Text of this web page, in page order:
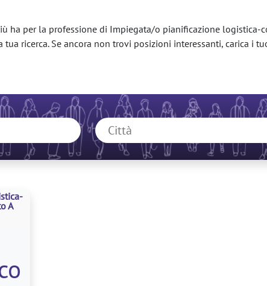
ha per la professione di Impiegata/o pianificazione
ricerca. Se ancora non trovi posizioni interessanti, carica i
A